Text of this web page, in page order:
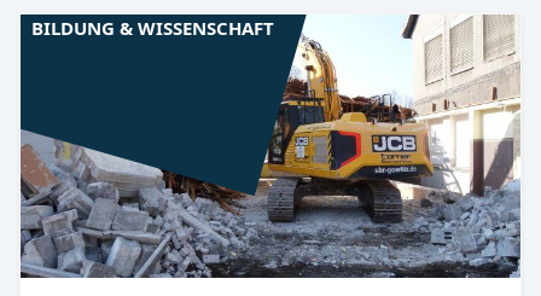
BILDUNG & WISSENSCHAFT